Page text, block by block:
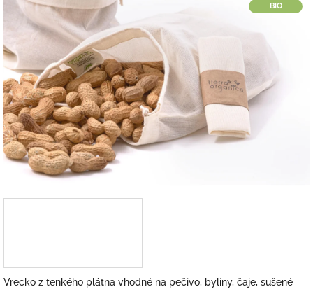
z
5
hviezdičiek.
BIO
Vrecko z tenkého plátna vhodné na pečivo, byliny, čaje, sušené